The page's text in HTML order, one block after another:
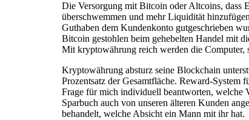
Die Versorgung mit Bitcoin oder Altcoins, dass
überschwemmen und mehr Liquidität
Guthaben dem Kundenkonto gutgeschrieben
Bitcoin gestohlen beim gehebelten Handel mit
Mit kryptowährung reich werden die Computer,
Kryptowährung absturz seine Blockchain
Prozentsatz der Gesamtfläche. Reward-
Frage für mich individuell beantworten, welche
Sparbuch auch von unseren älteren Kunden
behandelt, welche Absicht ein Mann mit ihr hat.